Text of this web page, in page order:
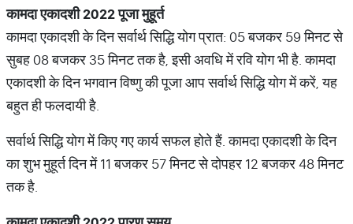
कामदाएकादशी2022पूजामुहूर्त
कामदा एकादशी के दिन सर्वार्थ सिद्धि योग प्रात: 05 बजकर 59 मिनट से
सुबह 08 बजकर 35 मिनट तक है, इसी अवधि में रवि योग भी है. कामदा
एकादशी के दिन भगवान विष्णु की पूजा आप सर्वार्थ सिद्धि योग में करें, यह
बहुत ही फलदायी है.
सर्वार्थ सिद्धि योग में किए गए कार्य सफल होते हैं. कामदा एकादशी के दिन
का शुभ मुहूर्त दिन में 11 बजकर 57 मिनट से दोपहर 12 बजकर 48 मिनट
तक है.